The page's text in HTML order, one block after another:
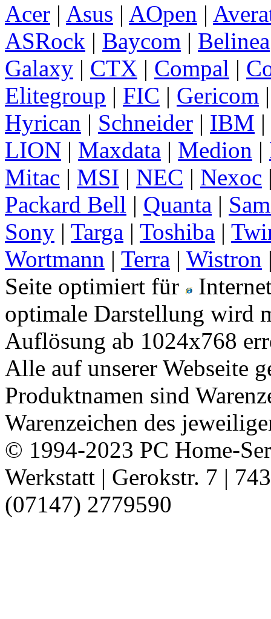
Acer | Asus | AOpen |
ASRock | Baycom | Belinea
Galaxy | CTX | Compal |
Elitegroup | FIC | Gericom
Hyrican | Schneider | IBM |
LION | Maxdata | Medion |
Mitac | MSI | NEC | Nexoc
Packard Bell | Quanta |
Sony | Targa | Toshiba |
Wortmann | Terra | Wistron
Seite optimiert für
optimale Darstellung wird
Auflösung ab 1024x768
Alle auf unserer Webseite
Produktnamen sind
Warenzeichen des
© 1994-2023 PC Home-
Werkstatt | Gerokstr. 7 |
(07147) 2779590